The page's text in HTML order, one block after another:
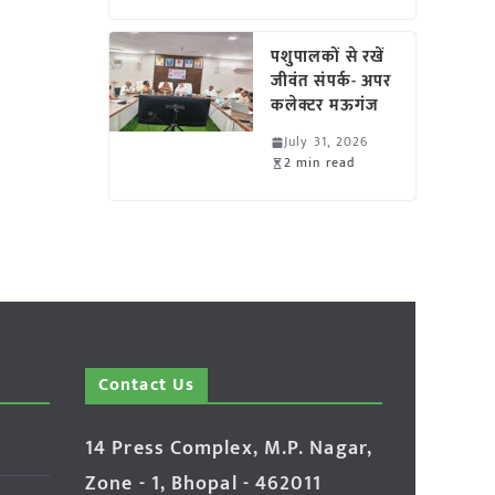
पशुपालकों से रखें
जीवंत संपर्क- अपर
कलेक्टर मऊगंज
July 31, 2026
2 min read
Contact Us
14 Press Complex, M.P. Nagar,
Zone - 1, Bhopal - 462011